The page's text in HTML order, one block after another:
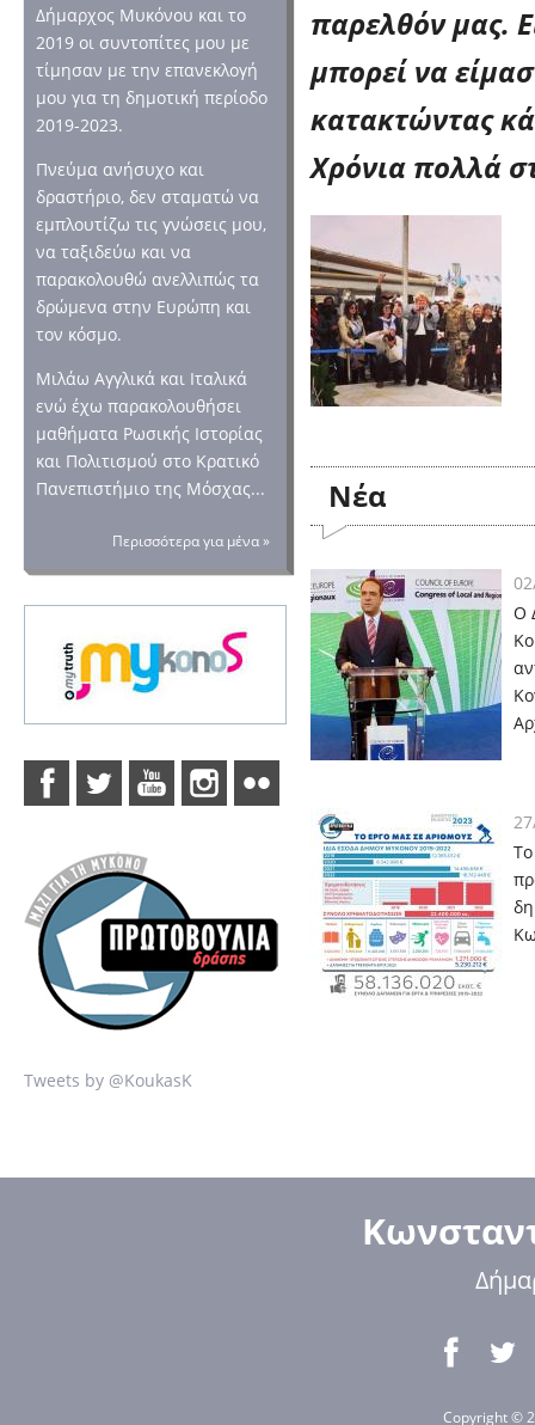
Δήμαρχος Μυκόνου και το
2019 οι συντοπίτες μου με
τίμησαν με την επανεκλογή
μου για τη δημοτική περίοδο
2019-2023.
Πνεύμα ανήσυχο και
δραστήριο, δεν σταματώ να
εμπλουτίζω τις γνώσεις μου,
να ταξιδεύω και να
παρακολουθώ ανελλιπώς τα
δρώμενα στην Ευρώπη και
τον κόσμο.
Μιλάω Αγγλικά και Ιταλικά
ενώ έχω παρακολουθήσει
μαθήματα Ρωσικής Ιστορίας
και Πολιτισμού στο Κρατικό
Πανεπιστήμιο της Μόσχας...
Περισσότερα για μένα »
Tweets by @KoukasK
παρελθόν μας.
μπορεί να
κατακτώντας
Χρόνια πολλά
Nέα
Ο
Το
Copyright ©